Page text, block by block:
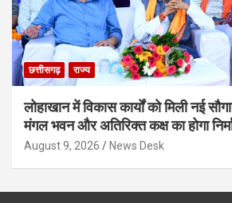
छत्तीसगढ़ राज्य
लोहाखान में विकास कार्यों को मिली नई
मंगल भवन और अतिरिक्त कक्ष का होगा
August 9, 2026 News Desk